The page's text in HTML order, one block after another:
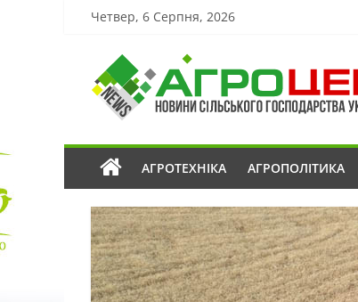
Четвер, 6 Серпня, 2026
АГРОТЕХНІКА АГРОПОЛІТИКА